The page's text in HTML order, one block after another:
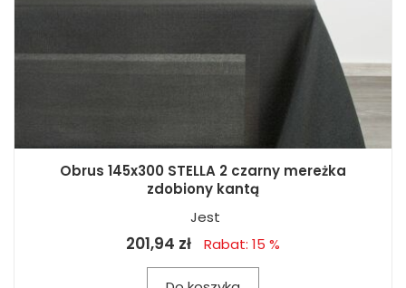
Obrus 145x300 STELLA 2 czarny mereżka
zdobiony kantą
Jest
201,94 zł Rabat: 15 %